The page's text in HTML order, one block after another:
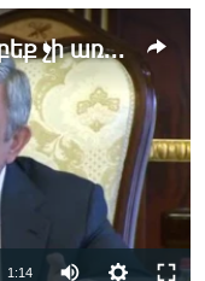
Սերժ Սարգսյանը այլևս երբեք չի առաջադրվելու պետության ղեկավարի պաշտոնում
available
1:14